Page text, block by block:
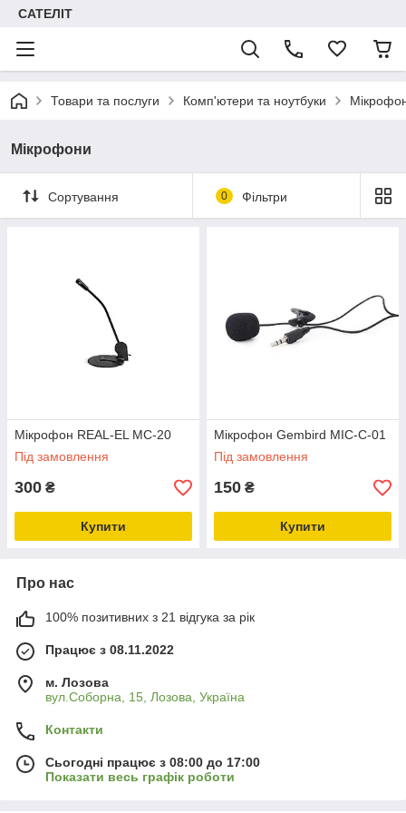
САТЕЛІТ
Товари та послуги Комп'ютери та ноутбуки
Мікрофони
Сортування 0 Фільтри
Мікрофон REAL-EL MC-20
Під замовлення
300 ₴
Купити
Мікрофон Gembird MIC-C-01
Під замовлення
150 ₴
Купити
Про нас
100% позитивних з 21 відгука за рік
Працює з 08.11.2022
м. Лозова
вул.Соборна, 15, Лозова, Україна
Контакти
Сьогодні працює з 08:00 до 17:00
Показати весь графік роботи